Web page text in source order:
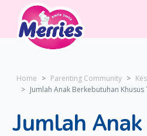
Home Parenting Community
Jumlah Anak Berkebutuhan
Jumlah Anak